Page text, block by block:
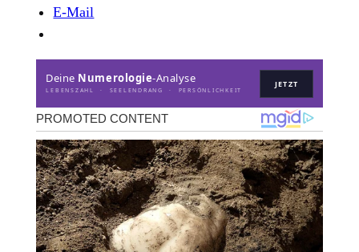
E-Mail
Deine Numerologie-Analyse
LEBENSZAHL · SEELENDRANG · PERSÖNLICHKEIT
JETZT